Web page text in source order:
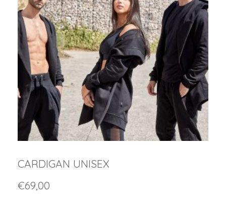
CARDIGAN UNISEX
€69,00